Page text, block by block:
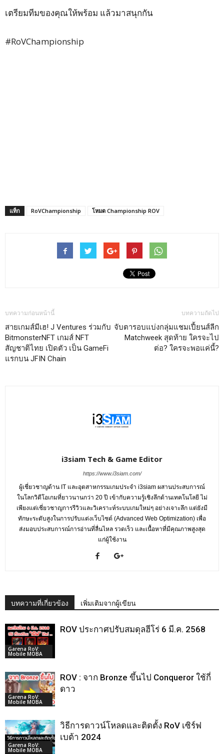
เตรียมทีมของคุณให้พร้อม แล้วมาสนุกกัน
#RoVChampionship
แท็ก RoVChampionship โหมด Championship ROV
บทความก่อนหน้านี้
สายเกมส์มีเฮ! J Ventures ร่วมกับ
BitmonsterNFT เกมส์ NFT
สัญชาติไทย เปิดตัว เป็น GameFi
แรกบน JFIN Chain
บทความถัดไป
จับตารอบแบ่งกลุ่มแชมเปี้ยนส์ลีก
Matchweek สุดท้าย ใครจะไป
ต่อ? ใครจะพอแค่นี้?
i3siam Tech & Game Editor
https://www.i3siam.com/
ผู้เชี่ยวชาญด้าน IT และอุตสาหกรรมเกมประจำ i3siam ผสานประสบการณ์
ในโลกวิดีโอเกมที่ยาวนานกว่า 20 ปี เข้ากับความรู้เชิงลึกด้านเทคโนโลยี ไม่
เพียงแต่เชี่ยวชาญการรีวิวและวิเคราะห์ระบบเกมใหม่ๆ อย่างเจาะลึก แต่ยังมี
ทักษะระดับสูงในการปรับแต่งเว็บไซต์ (Advanced Web Optimization) เพื่อ
ส่งมอบประสบการณ์การอ่านที่ลื่นไหล รวดเร็ว และเนื้อหาที่มีคุณภาพสูงสุด
แก่ผู้ใช้งาน
บทความที่เกี่ยวข้อง เพิ่มเติมจากผู้เขียน
Garena RoV:
Mobile MOBA
ROV ประกาศปรับสมดุลฮีโร่ 6 มี.ค. 2568
Garena RoV:
Mobile MOBA
ROV : จาก Bronze ขึ้นไป Conqueror ใช้กี่
ดาว
Garena RoV:
Mobile MOBA
วิธีการดาวน์โหลดและติดตั้ง RoV เซิร์ฟ
เบต้า 2024